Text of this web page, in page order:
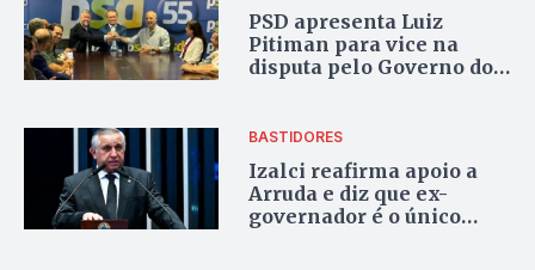
PSD apresenta Luiz
Pitiman para vice na
disputa pelo Governo do
BASTIDORES
Izalci reafirma apoio a
Arruda e diz que ex-
governador é o único